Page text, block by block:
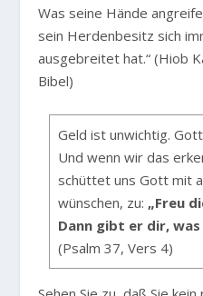
Was seine Hände
sein Herdenbesitz sich
ausgebreitet hat.“ (Hiob
Bibel)
Geld ist unwichtig.
Und wenn wir das
schüttet uns Gott mit
wünschen, zu: „Freu
Dann gibt er dir,
(Psalm 37, Vers 4)